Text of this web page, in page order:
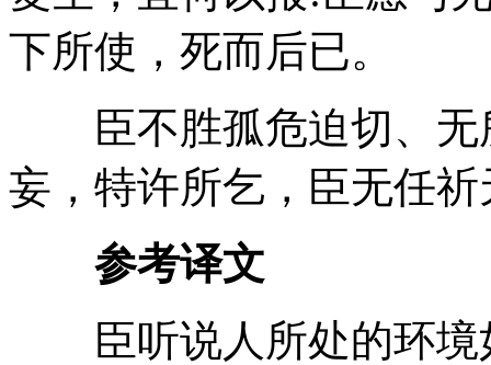
下所使，死而后已。
臣不胜孤危迫切、无
妄，特许所乞，臣无任
参考译文
臣听说人所处的环境